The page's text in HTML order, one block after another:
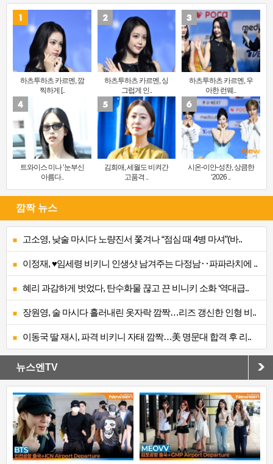
하츠투하츠 카르멘, 깜
찍하게 [..
하츠투하츠 카르멘, 싱
그럽게 인..
하츠투하츠 카르멘, 우
아한 런웨..
트와이스 미나 ‘눈부신
아름다..
김희애, 세월도 비켜간
고품격 ..
시온-이안-성찬, 상큼한
‘2026 ..
깜짝 뉴스
고소영, 낮술 마시다 노량진서 쫓겨나 “점심 때 4병 마셔”(바..
이정재, ♥임세령 비키니 인생샷 남겨주는 다정남‥파파라치에 ..
혜리 과감하게 벗었다, 탄수화물 끊고 끈 비니키 소화 ‘역대급..
장원영, 술 마시다 흘러내린 옷자락 깜짝…리즈 갱신한 인형 비..
이동국 딸 재시, 파격 비키니 자태 깜짝…美 명문대 합격 후 리..
뉴스엔TV